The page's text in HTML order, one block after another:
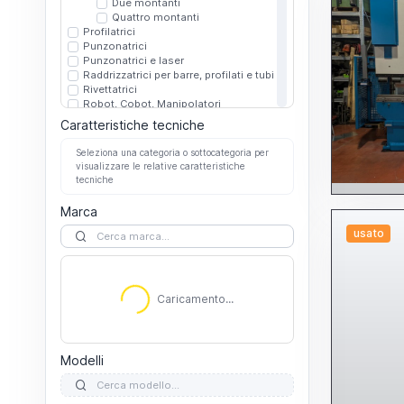
Due montanti
Quattro montanti
Profilatrici
Punzonatrici
Punzonatrici e laser
Raddrizzatrici per barre, profilati e tubi
Rivettatrici
Robot, Cobot, Manipolatori
Altri robot cobot manipolatori
Per saldatura
Rullatrici
Sbarbatrici sbavatrici
Scantonatrici
Taglio laser
3D
Altri
Altro
Laser tubo
Taglio plasma
Caratteristiche tecniche
Seleziona una categoria o sottocategoria per
visualizzare le relative caratteristiche
tecniche
Marca
Caricamento...Caricamento...
Modelli
usato